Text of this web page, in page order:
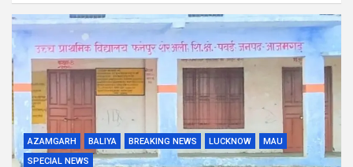
AZAMGARH BALIYA BREAKING NEWS LUCKNOW
MAU
SPECIAL NEWS